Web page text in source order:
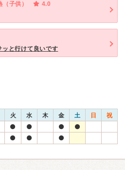
（子供）
4.0
ッと行けて良いです
火 水 木 金 土 日 祝